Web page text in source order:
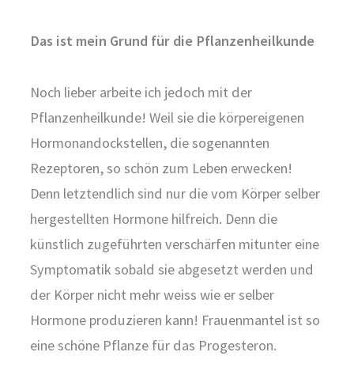
Das ist mein Grund für die Pflanzenheilkunde
Noch lieber arbeite ich jedoch mit der
Pflanzenheilkunde! Weil sie die körpereigenen
Hormonandockstellen, die sogenannten
Rezeptoren, so schön zum Leben erwecken!
Denn letztendlich sind nur die vom Körper selber
hergestellten Hormone hilfreich. Denn die
künstlich zugeführten verschärfen mitunter eine
Symptomatik sobald sie abgesetzt werden und
der Körper nicht mehr weiss wie er selber
Hormone produzieren kann! Frauenmantel ist so
eine schöne Pflanze für das Progesteron.